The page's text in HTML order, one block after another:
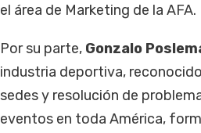
el área de Marketing de la AFA.
Por su parte, Gonzalo
industria deportiva,
sedes y resolución de
eventos en toda América,